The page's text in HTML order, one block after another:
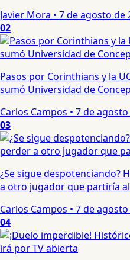
Javier Mora • 7 de agosto de
02
Pasos por Corinthians y la
sumó Universidad de
Carlos Campos • 7 de agosto
03
¿Se sigue despotenciando?
a otro jugador que partiría
Carlos Campos • 7 de agosto
04